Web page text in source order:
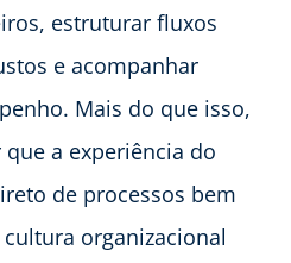
estruturar fluxos
e acompanhar
Mais do que isso,
a experiência do
de processos bem
organizacional